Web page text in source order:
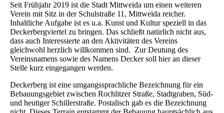
Seit Frühjahr 2019 ist die Stadt Mittweida um einen weiteren
Verein mit Sitz in der Schulstraße 11, Mittweida reicher.
Inhaltliche Aufgabe ist es u.a. Kunst und Kultur speziell in das
Deckerbergviertel zu bringen. Das schließt natürlich nicht aus,
dass auch Interessierte an den Aktivitäten des Vereins
gleichwohl herzlich willkommen sind. Zur Deutung des
Vereinsnamens sowie des Namens Decker soll hier an dieser
Stelle kurz eingegangen werden.
Deckerberg ist eine umgangssprachliche Bezeichnung für ein
Bebauungsgebiet zwischen Rochlitzer Straße, Stadtgraben, Süd-
und heutiger Schillerstraße. Postalisch gab es die Bezeichnung